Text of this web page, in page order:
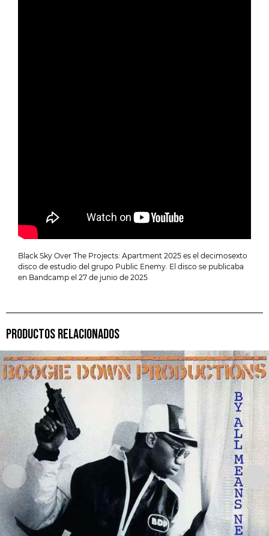
Black Sky Over The Projects: Apartment 2025 es el decimosexto
disco de estudio del grupo Public Enemy. El disco se publicaba
en Bandcamp el 27 de junio de 2025
PRODUCTOS RELACIONADOS